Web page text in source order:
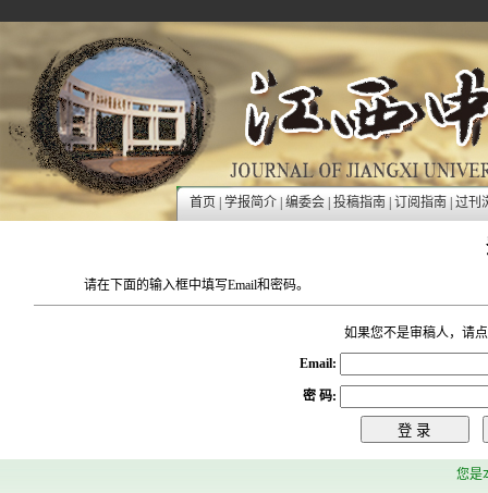
首页 学报简介 编委会 投稿指南 订阅指南 过刊
请在下面的输入框中填写Email和密码。
如果您不是审稿人，请
Email:
密 码:
您是